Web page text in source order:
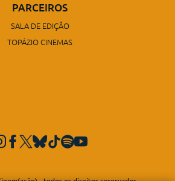
PARCEIROS
SALA DE EDIÇÃO
TOPÁZIO CINEMAS